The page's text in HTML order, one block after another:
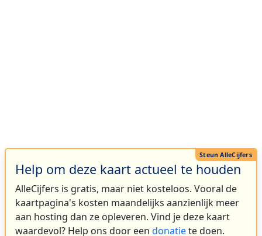
Help om deze kaart actueel te houden
AlleCijfers is gratis, maar niet kosteloos. Vooral de
kaartpagina's kosten maandelijks aanzienlijk meer
aan hosting dan ze opleveren. Vind je deze kaart
waardevol? Help ons door een donatiete doen.